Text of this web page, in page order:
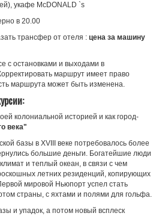
укафе McDONALD `s
в 20.00
трансфер от отеля : цена за машину
с остановками и выходами в
маршрут имеет право
маршрута может быть изменена.
колониальной историей и как город-
века"
базы в XVIII веке потребовалось более
большие деньги. Богатейшие люди
и теплый океан, в связи с чем
летних резиденций, копирующих
мировой Ньюпорт успел стать
страны, с яхтами и полями для гольфа.
и упадок, а потом новый всплеск